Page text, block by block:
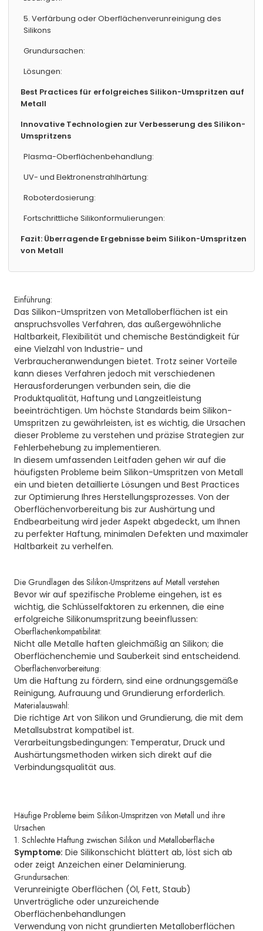
5. Verfärbung oder Oberflächenverunreinigung des
Silikons
Grundursachen:
Lösungen:
Best Practices für erfolgreiches Silikon-Umspritzen auf
Metall
Innovative Technologien zur Verbesserung des Silikon-
Umspritzens
Plasma-Oberflächenbehandlung:
UV- und Elektronenstrahlhärtung:
Roboterdosierung:
Fortschrittliche Silikonformulierungen:
Fazit: Überragende Ergebnisse beim Silikon-Umspritzen
von Metall
Einführung:
Das Silikon-Umspritzen von Metalloberflächen ist ein
anspruchsvolles Verfahren, das außergewöhnliche
Haltbarkeit, Flexibilität und chemische Beständigkeit für
eine Vielzahl von Industrie- und
Verbraucheranwendungen bietet. Trotz seiner Vorteile
kann dieses Verfahren jedoch mit verschiedenen
Herausforderungen verbunden sein, die die
Produktqualität, Haftung und Langzeitleistung
beeinträchtigen. Um höchste Standards beim Silikon-
Umspritzen zu gewährleisten, ist es wichtig, die Ursachen
dieser Probleme zu verstehen und präzise Strategien zur
Fehlerbehebung zu implementieren.
In diesem umfassenden Leitfaden gehen wir auf die
häufigsten Probleme beim Silikon-Umspritzen von Metall
ein und bieten detaillierte Lösungen und Best Practices
zur Optimierung Ihres Herstellungsprozesses. Von der
Oberflächenvorbereitung bis zur Aushärtung und
Endbearbeitung wird jeder Aspekt abgedeckt, um Ihnen
zu perfekter Haftung, minimalen Defekten und maximaler
Haltbarkeit zu verhelfen.
Die Grundlagen des Silikon-Umspritzens auf Metall verstehen
Bevor wir auf spezifische Probleme eingehen, ist es
wichtig, die Schlüsselfaktoren zu erkennen, die eine
erfolgreiche Silikonumspritzung beeinflussen:
Oberflächenkompatibilität:
Nicht alle Metalle haften gleichmäßig an Silikon; die
Oberflächenchemie und Sauberkeit sind entscheidend.
Oberflächenvorbereitung:
Um die Haftung zu fördern, sind eine ordnungsgemäße
Reinigung, Aufrauung und Grundierung erforderlich.
Materialauswahl:
Die richtige Art von Silikon und Grundierung, die mit dem
Metallsubstrat kompatibel ist.
Verarbeitungsbedingungen: Temperatur, Druck und
Aushärtungsmethoden wirken sich direkt auf die
Verbindungsqualität aus.
Häufige Probleme beimSilikon-Umspritzen von Metall und ihre
Ursachen
1. Schlechte Haftung zwischen Silikon und Metalloberfläche
Symptome: Die Silikonschicht blättert ab, löst sich ab
oder zeigt Anzeichen einer Delaminierung.
Grundursachen:
Verunreinigte Oberflächen (Öl, Fett, Staub)
Unverträgliche oder unzureichende
Oberflächenbehandlungen
Verwendung von nicht grundierten Metalloberflächen